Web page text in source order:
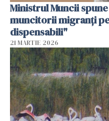
Ministrul Muncii
muncitorii migranți
dispensabili"
21 MARTIE 2026